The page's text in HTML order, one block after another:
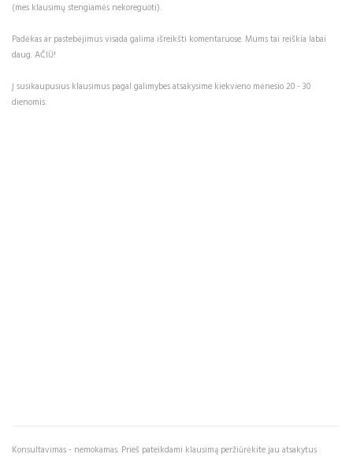
(mes klausimų stengiamės nekoreguoti).
Padėkas ar pastebėjimus visada galima išreikšti komentaruose. Mums tai reiškia labai
daug. AČIŪ!
Į susikaupusius klausimus pagal galimybes atsakysime kiekvieno mėnesio 20 - 30
dienomis.
Konsultavimas - nemokamas. Prieš pateikdami klausimą peržiūrėkite jau atsakytus